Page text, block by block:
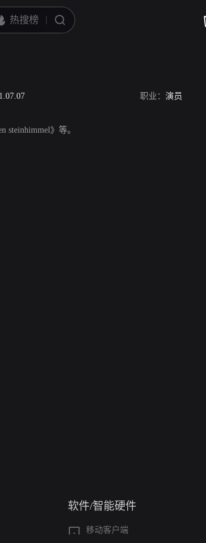
职业： 演员
steinhimmel》等。
软件/智能硬件
移动客户端